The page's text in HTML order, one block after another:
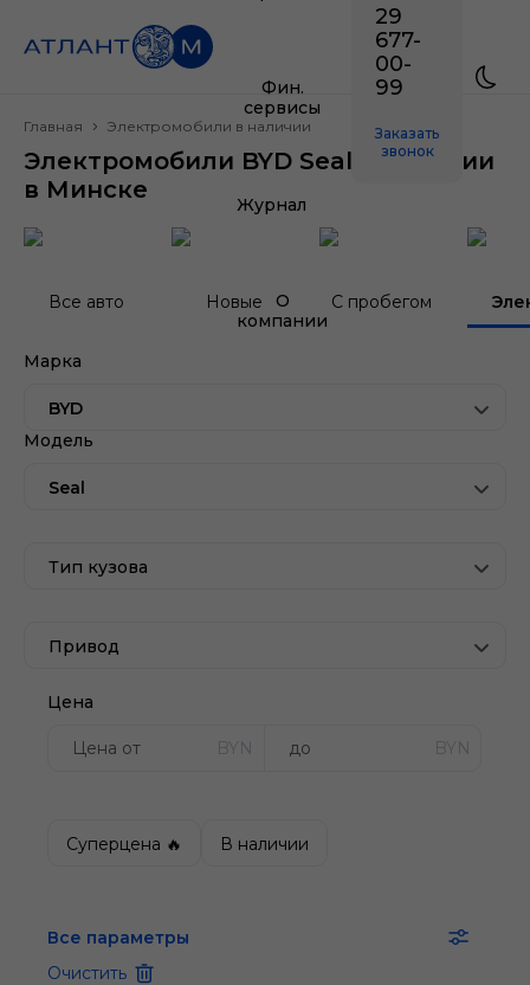
Фин.
сервисы
Журнал
О
компании
29
677-
00-
99
Заказать
звонок
Главная Электромобили в наличии
Электромобили BYD Seal в наличии
в Минске
Все авто Новые С пробегом
Марка
BYD
Модель
Seal
Тип кузова
Привод
Цена
BYN BYN
Суперцена 🔥 В наличии
Все параметры
Очистить